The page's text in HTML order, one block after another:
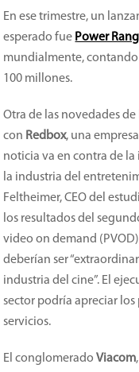
En ese trimestre, un
esperado fue Power
mundialmente, contando
100 millones.
Otra de las novedades de
con Redbox, una
noticia va en contra de
la industria del
Feltheimer, CEO del
los resultados del
videoon demand
deberían ser
industria del cine”. El
sector podría apreciar los
servicios.
El conglomeradoViacom